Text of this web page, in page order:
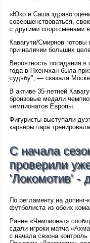
«Юко и Саша здраво
совершенствоваться,
с другими спортсменами
Кавагути/Смирнов
при наличии больших
Вероятность попадания
года в Пхенчхан была
судьбу", — сказала
В активе 35-летней
бронзовые медали
чемпионатов Европы.
Фигуристы выступали
карьеры пара
С начала
проверили
'Локомотив' -
По регламенту на
футболиста из обеих
Ранее «Чемпионат»
сдали игроки матча
с начала сезона